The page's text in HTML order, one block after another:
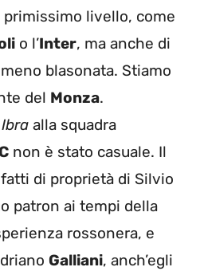
livello, come
o l’Inter, ma anche di
blasonata. Stiamo
del Monza.
Ibra alla squadra
non è stato casuale. Il
di proprietà di Silvio
patron ai tempi della
rossonera, e
Galliani, anch’egli